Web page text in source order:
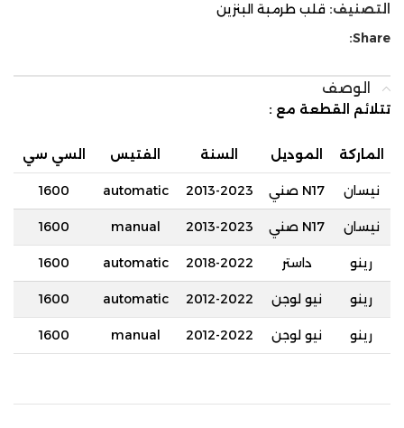
التصنيف: قلب طرمبة البنزين
Share:
الوصف
تتلائم القطعة مع :
الماركة الموديل السنة الفتيس السي سي
نيسان N17 صني 2013-2023
automatic
1600
نيسان N17 صني 2013-2023
manual
1600
رينو داستر 2018-2022
automatic
1600
رينو نيو لوجن 2012-2022
automatic
1600
رينو نيو لوجن 2012-2022
manual
1600